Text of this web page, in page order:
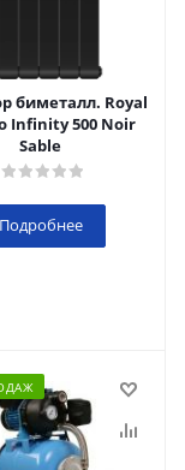
биметалл. Royal
Infinity 500 Noir
Sable
Подробнее